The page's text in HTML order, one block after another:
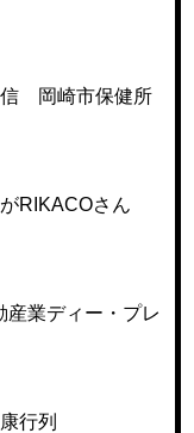
信 岡崎市保健所
RIKACOさん
業ディー・プレ
行列